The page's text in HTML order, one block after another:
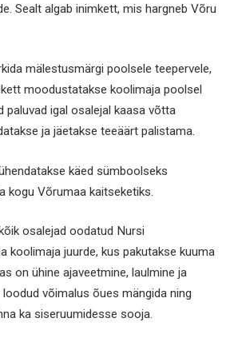
Sealt algab inimkett, mis hargneb Võru
mälestusmärgi poolsele teepervele,
moodustatakse koolimaja poolsel
paluvad igal osalejal kaasa võtta
ja jäetakse teeäärt palistama.
käed sümboolseks
kogu Võrumaa kaitseketiks.
osalejad oodatud Nursi
koolimaja juurde, kus pakutakse kuuma
on ühine ajaveetmine, laulmine ja
võimalus õues mängida ning
ka siseruumidesse sooja.